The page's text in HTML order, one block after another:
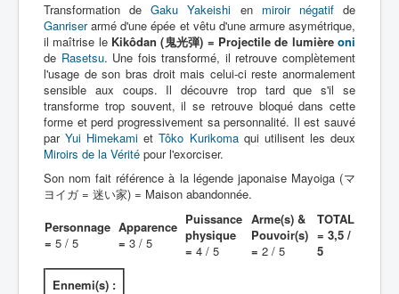
Transformation deGaku Yakeishi en miroir négatifde
Ganriserarmé d'une épée et vêtu d'une armure asymétrique,
il maîtrise le Kikôdan (鬼光弾) = Projectile de lumièreoni
de Rasetsu. Une fois transformé, il retrouve complètement
l'usage de son bras droit mais celui-ci reste anormalement
sensible aux coups. Il découvre trop tard que s'il se
transforme trop souvent, il se retrouve bloqué dans cette
forme et perd progressivement sa personnalité. Il est sauvé
parYui Himekami etTôko Kurikomaqui utilisent les deux
Miroirs de la Vérité pour l'exorciser.
Son nom fait référence à la légende japonaise Mayoiga (マ
ヨイガ = 迷い家) = Maison abandonnée.
Personnage
= 5 / 5
Apparence
= 3 / 5
Puissance
physique
= 4 / 5
Arme(s) &
Pouvoir(s)
= 2 / 5
TOTAL
= 3,5 /
5
Ennemi(s) :